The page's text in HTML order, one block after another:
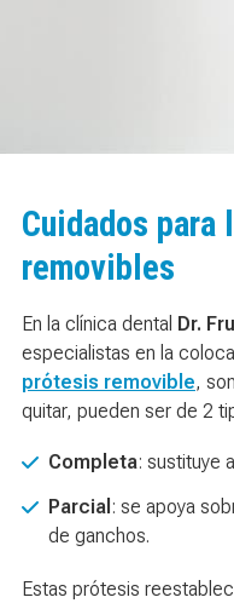
Cuidados para
removibles
En la clínica dental Dr.
especialistas en la
prótesis removible,
quitar, pueden ser de 2
Completa: sustituye
Parcial : se apoya
de ganchos.
Estas prótesis